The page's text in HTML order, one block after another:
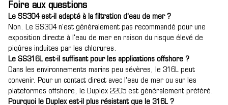
Foire aux questions
Le SS304 est-il adapté à la filtration d'eau de mer ?
Non. Le SS304 n'est généralement pas recommandé pour une
exposition directe à l'eau de mer en raison du risque élevé de
piqûres induites par les chlorures.
Le SS316L est-il suffisant pour les applications offshore ?
Dans les environnements marins peu sévères, le 316L peut
convenir. Pour un contact direct avec l'eau de mer ou sur les
plateformes offshore, le Duplex 2205 est généralement préféré.
Pourquoi le Duplex est-il plus résistant que le 316L ?